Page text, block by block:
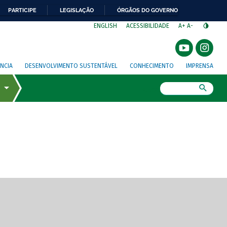
PARTICIPE LEGISLAÇÃO ÓRGÃOS DO GOVERNO
ENGLISH ACESSIBILIDADE A+ A-
DESENVOLVIMENTO SUSTENTÁVEL CONHECIMENTO IMPRENSA
de tela